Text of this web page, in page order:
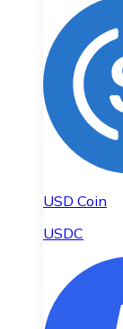
USD Coin
USDC